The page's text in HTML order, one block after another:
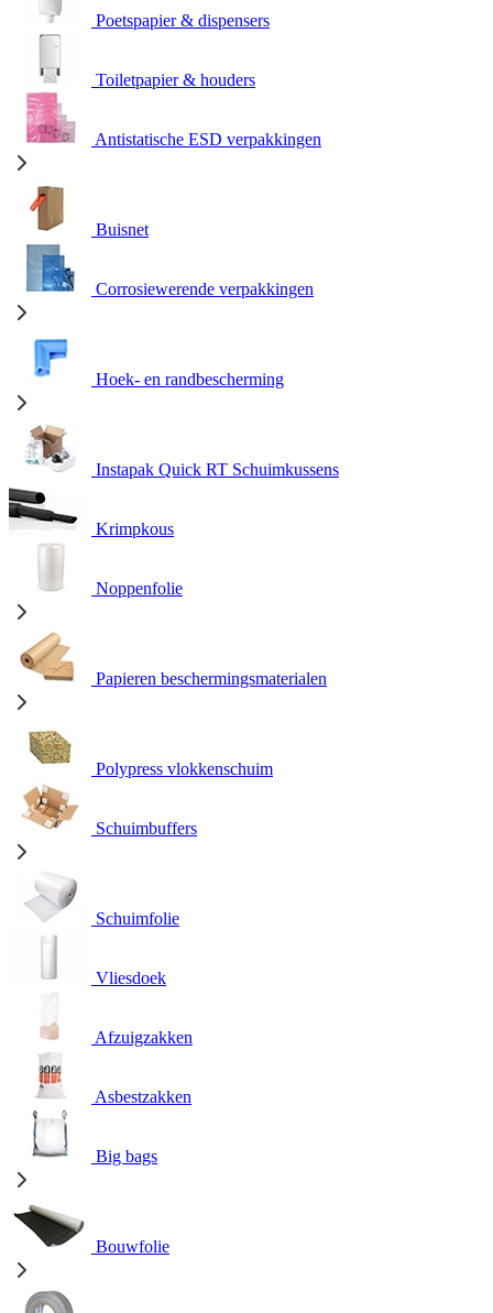
Poetspapier & dispensers
Toiletpapier & houders
Antistatische ESD verpakkingen
Buisnet
Corrosiewerende verpakkingen
Hoek- en randbescherming
Instapak Quick RT Schuimkussens
Krimpkous
Noppenfolie
Papieren beschermingsmaterialen
Polypress vlokkenschuim
Schuimbuffers
Schuimfolie
Vliesdoek
Afzuigzakken
Asbestzakken
Big bags
Bouwfolie